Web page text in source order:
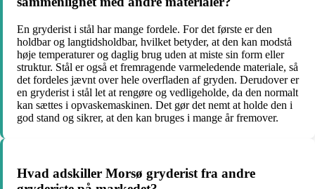
En gryderist i stål har mange fordele. For det første er den
holdbar og langtidsholdbar, hvilket betyder, at den kan modstå
høje temperaturer og daglig brug uden at miste sin form eller
struktur. Stål er også et fremragende varmeledende materiale, så
det fordeles jævnt over hele overfladen af gryden. Derudover er
en gryderist i stål let at rengøre og vedligeholde, da den normalt
kan sættes i opvaskemaskinen. Det gør det nemt at holde den i
god stand og sikrer, at den kan bruges i mange år fremover.
Hvad adskiller Morsø gryderist fra andre